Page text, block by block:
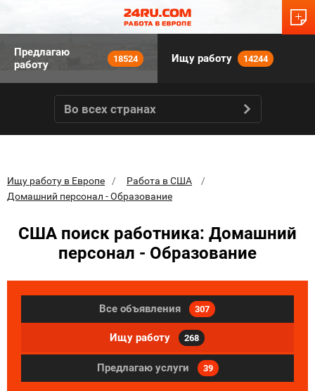
Предлагаю
работу
18524 Ищу работу 14244
Во всех странах
Ищу работу в Европе
Работа в США
Домашний персонал - Образование
США поиск работника: Домашний
персонал - Образование
Все объявления 307
Ищу работу 268
Предлагаю услуги 39